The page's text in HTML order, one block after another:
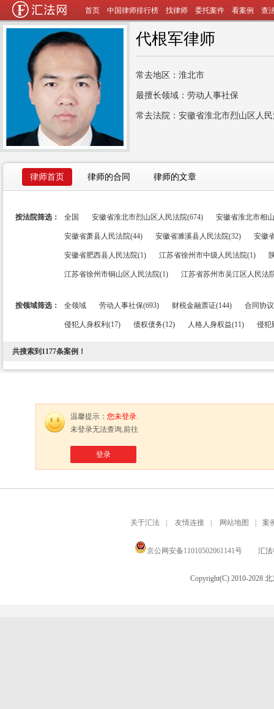
首页 中国律师排行榜 找律师 委托案件 看案例 查
代根军律师
常去地区：淮北市
最擅长领域：劳动人事社保
常去法院：安徽省淮北市烈山区人
律师首页 律师的合同 律师的文章
按法院筛选： 全国 安徽省淮北市烈山区人民法院(674) 安徽省淮北市相
安徽省萧县人民法院(44) 安徽省濉溪县人民法院(32) 安徽
安徽省肥西县人民法院(1) 江苏省徐州市中级人民法院(1)
江苏省徐州市铜山区人民法院(1) 江苏省苏州市吴江区人民法
按领域筛选： 全领域 劳动人事社保(693) 财税金融票证(144) 合同协
侵犯人身权利(17) 债权债务(12) 人格人身权益(11) 侵犯
共搜索到 1177条案例！
温馨提示： 您未登录.
未登录无法查询,前往
登录
关于汇法 友情连接 网站地图 案
京公网安备11010502061141号 汇法
Copyright(C) 2010-2028